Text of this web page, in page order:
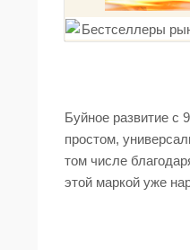
Буйное развитие с
простом,
том числе
этой маркой уже